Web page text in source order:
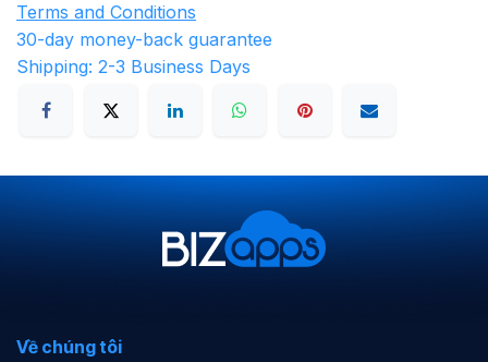
Terms and Conditions
30-day money-back guarantee
Shipping: 2-3 Business Days
Về chúng tôi